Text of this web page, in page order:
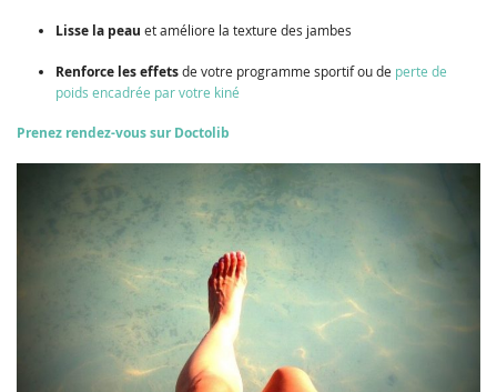
Lisse la peau et améliore la texture des jambes
Renforce les effetsde votre programme sportif ou de perte de
poids encadrée par votre kiné
Prenez rendez-vous sur Doctolib